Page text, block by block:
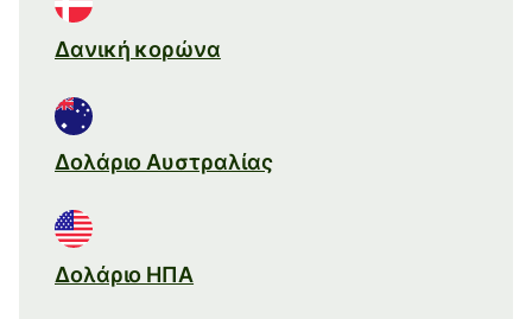
Δανική κορώνα
Δολάριο Αυστραλίας
Δολάριο ΗΠΑ